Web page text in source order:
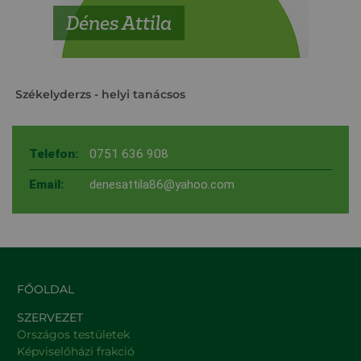
Dénes Attila
Székelyderzs - helyi tanácsos
Telefon: 0751 636 908
Email: denesattila86@yahoo.com
FŐOLDAL
SZERVEZET
Országos testületek
Képviselőházi frakció